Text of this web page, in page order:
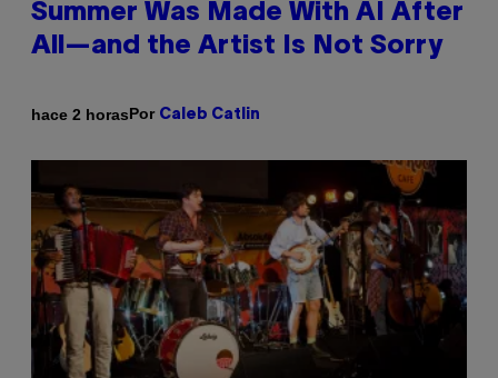
Summer Was Made With AI After
All—and the Artist Is Not Sorry
hace 2 horasPor Caleb Catlin